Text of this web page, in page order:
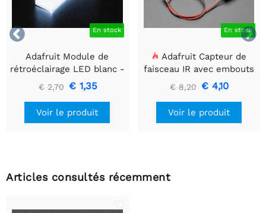

 En stock
Adafruit Module de
rétroéclairage LED blanc -
Petit 12 mm x 40 mm
€ 2,70 € 1,35
Voir le produit
En stock
Adafruit Capteur de
faisceau IR avec embouts
de câble de qualité
supérieure - LED 5 mm
€ 8,20 € 4,10
Voir le produit
Articles consultés récemment